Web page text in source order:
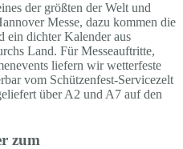
der größten der Welt und
Messe, dazu kommen die
ein dichter Kalender aus
Land. Für Messeauftritte,
liefern wir wetterfeste
vom Schützenfest-Servicezelt
über A2 und A7 auf den
zum